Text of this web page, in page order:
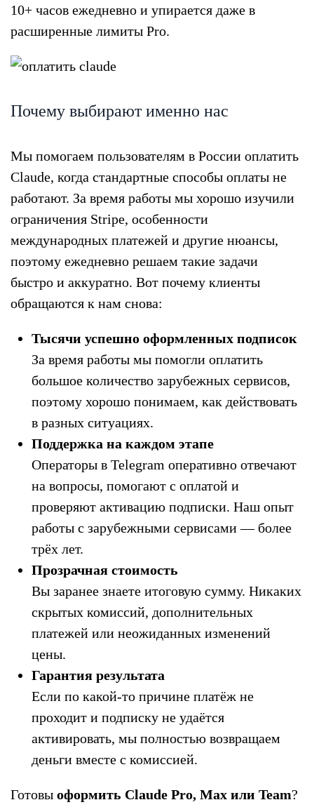
10+ часов ежедневно и упирается даже в
расширенные лимиты Pro.
Почему выбирают именно нас
Мы помогаем пользователям в России оплатить
Claude, когда стандартные способы оплаты не
работают. За время работы мы хорошо изучили
ограничения Stripe, особенности
международных платежей и другие нюансы,
поэтому ежедневно решаем такие задачи
быстро и аккуратно. Вот почему клиенты
обращаются к нам снова:
Тысячи успешно оформленных подписок
За время работы мы помогли оплатить
большое количество зарубежных сервисов,
поэтому хорошо понимаем, как действовать
в разных ситуациях.
Поддержка на каждом этапе
Операторы в Telegram оперативно отвечают
на вопросы, помогают с оплатой и
проверяют активацию подписки. Наш опыт
работы с зарубежными сервисами — более
трёх лет.
Прозрачная стоимость
Вы заранее знаете итоговую сумму. Никаких
скрытых комиссий, дополнительных
платежей или неожиданных изменений
цены.
Гарантия результата
Если по какой-то причине платёж не
проходит и подписку не удаётся
активировать, мы полностью возвращаем
деньги вместе с комиссией.
Готовы оформить Claude Pro, Max или Team?